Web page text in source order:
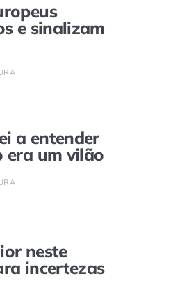
e sinalizam
a entender
era um vilão
neste
incertezas